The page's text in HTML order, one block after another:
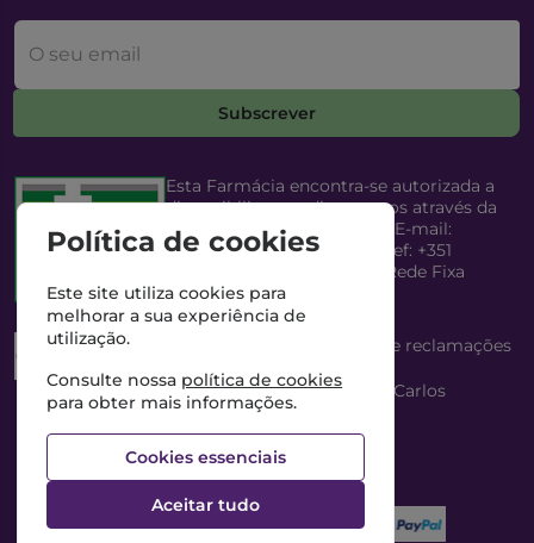
O seu email
Subscrever
Esta Farmácia encontra-se autorizada a
disponibilizar medicamentos através da
Internet, pelo Infarmed, I.P. E-mail:
infarmed@infarmed.pt
| Telef: +351
217987100 (Chamada para Rede Fixa
Nacional)
Esta Farmácia dispõe de livro de reclamações
Director Técnico e Proprietário: António Carlos
Saraiva Cabral Costa
NIPC: 507218906 | Farmácia Gama, Lda.
Política de cookies
Este site utiliza cookies para
melhorar a sua experiência de
utilização.
Consulte nossa política de cookies
para obter mais informações.
Cookies essenciais
Aceitar tudo